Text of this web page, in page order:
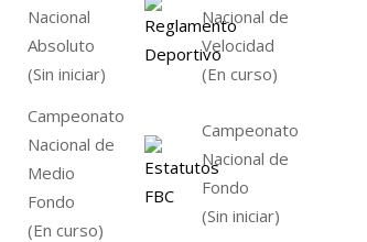
Nacional
Absoluto
(Sin iniciar)
Nacional de
Velocidad
(En curso)
Campeonato
Nacional de
Medio
Fondo
(En curso)
Campeonato
Nacional de
Fondo
(Sin iniciar)